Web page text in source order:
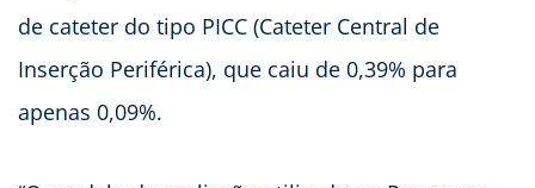
de cateter do tipo PICC (Cateter Central de
Inserção Periférica), que caiu de 0,39% para
apenas 0,09%.